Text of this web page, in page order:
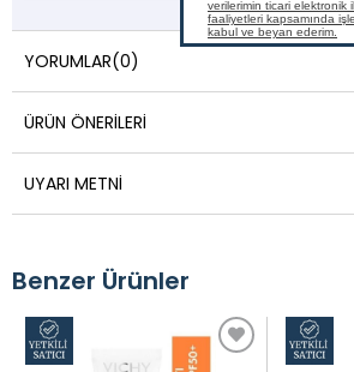
YORUMLAR(0)
ÜRÜN ÖNERILERI
UYARI METNI
Benzer Ürünler